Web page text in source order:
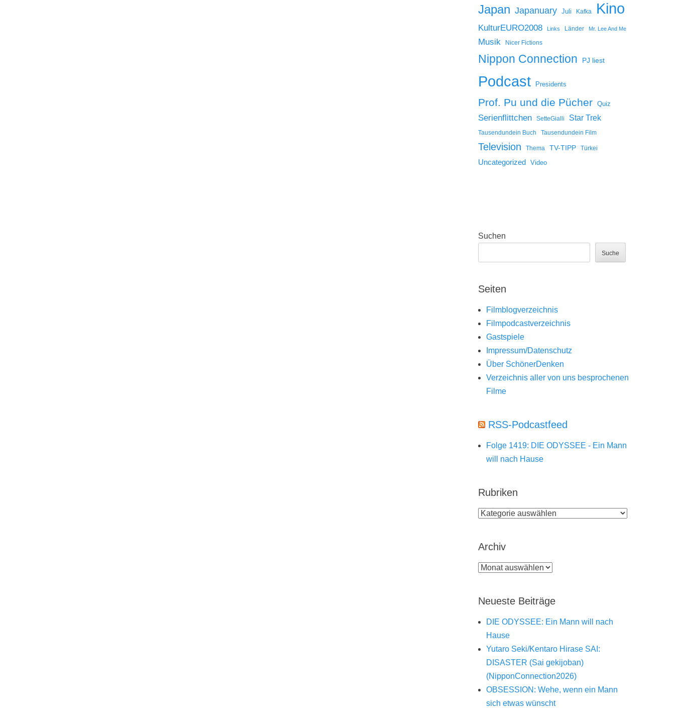
Japan Japanuary Juli Kafka Kino
KulturEURO2008 Links Länder Mr. Lee And Me
Musik Nicer Fictions
Nippon Connection PJ liest
Podcast Presidents
Prof. Pu und die Pücher Quiz
Serienflittchen SetteGialli Star Trek
Tausendundein Buch Tausendundein Film
Television Thema TV-TIPP Türkei
Uncategorized Video
Suchen
Suche
Seiten
Filmblogverzeichnis
Filmpodcastverzeichnis
Gastspiele
Impressum/Datenschutz
Über SchönerDenken
Verzeichnis aller von uns besprochenen
Filme
RSS-Podcastfeed
Folge 1419: DIE ODYSSEE - Ein Mann
will nach Hause
Rubriken
Rubriken
Archiv
Archiv
Neueste Beiträge
DIE ODYSSEE: Ein Mann will nach
Hause
Yutaro Seki/Kentaro Hirase SAI:
DISASTER (Sai gekijoban)
(NipponConnection2026)
OBSESSION: Wehe, wenn ein Mann
sich etwas wünscht